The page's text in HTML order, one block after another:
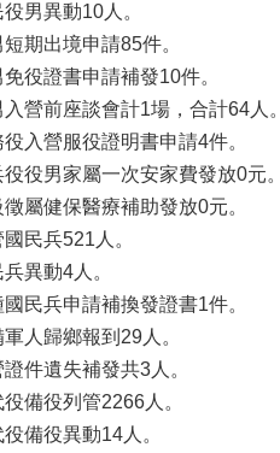
男異動10人。
期出境申請85件。
役證書申請補發10件。
營前座談會計1場，合計64人。
入營服役證明書申請4件。
役役男家屬一次安家費發放0元。
屬健保醫療補助發放0元。
民兵521人。
兵異動4人。
國民兵申請補換發證書1件。
人歸鄉報到29人。
件遺失補發共3人。
役備役列管2266人。
役備役異動14人。